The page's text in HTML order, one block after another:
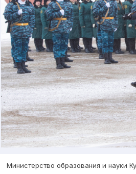
Министерство образования и науки